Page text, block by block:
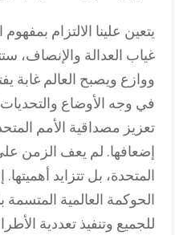
يتعين علينا الالتزام
غياب العدالة والإنصاف،
ووازع ويصبح العالم غابة
في وجه الأوضاع
تعزيز مصداقية الأمم
إضعافها. لم يعف الزمن
المتحدة، بل تتزايد
الحوكمة العالمية المتسمة
للجميع وتنفيذ تعددية